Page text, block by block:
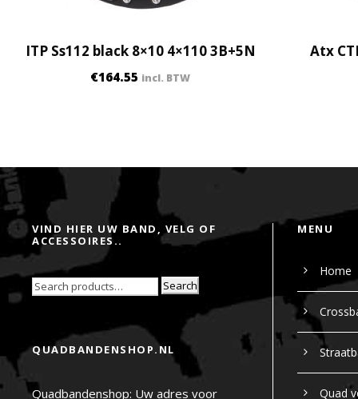
ITP Ss112 black 8×10 4×110 3B+5N
€164.55 incl. BTW
Atx
VIND HIER UW BAND, VELG OF
ACCESSOIRES..
Search
QUADBANDENSHOP.NL
Quadbandenshop: Uw adres voor
MENU
Home
Quad